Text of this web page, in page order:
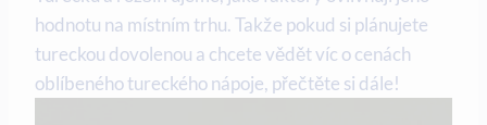
hodnotu na místním trhu. Takže pokud si plánujete
tureckou dovolenou a chcete vědět víc o cenách
oblíbeného tureckého nápoje, přečtěte si dále!